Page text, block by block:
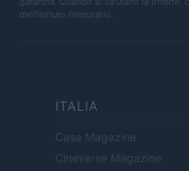
dell'istituto finanziario.
ITALIA
Casa Magazine
Cineverse Magazine